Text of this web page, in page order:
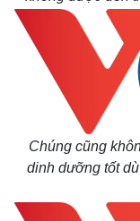
Quan sát
Cuộc sống đó đây
Chúng cũng
dinh dưỡng tốt